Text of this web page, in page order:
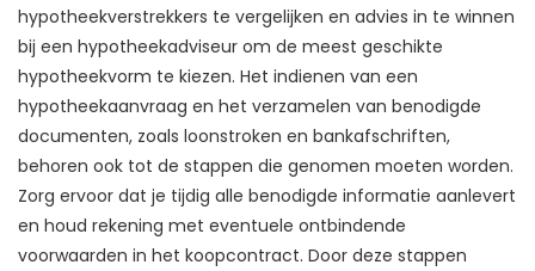
hypotheekverstrekkers te vergelijken en advies in te winnen
bij een hypotheekadviseur om de meest geschikte
hypotheekvorm te kiezen. Het indienen van een
hypotheekaanvraag en het verzamelen van benodigde
documenten, zoals loonstroken en bankafschriften,
behoren ook tot de stappen die genomen moeten worden.
Zorg ervoor dat je tijdig alle benodigde informatie aanlevert
en houd rekening met eventuele ontbindende
voorwaarden in het koopcontract. Door deze stappen